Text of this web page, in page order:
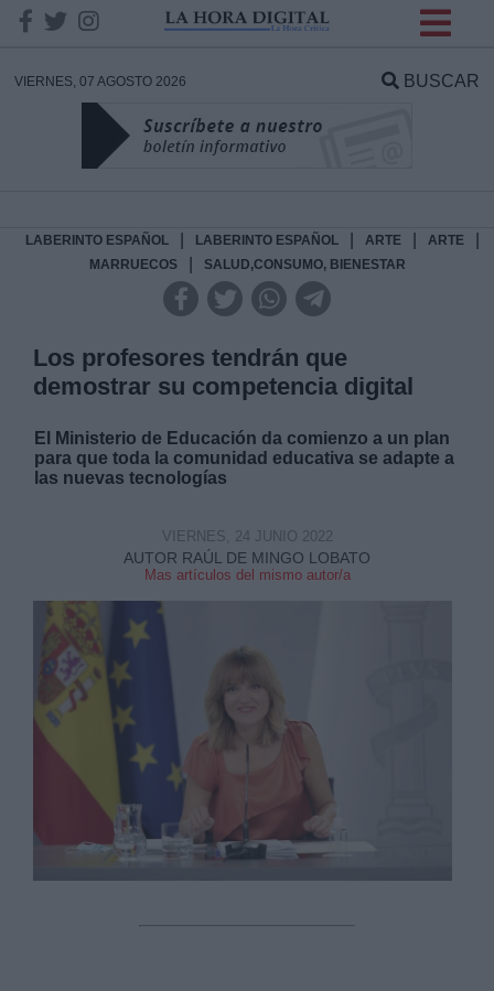
VIERNES, 07 AGOSTO 2026 BUSCAR
LABERINTO ESPAÑOL LABERINTO ESPAÑOL ARTE ARTE
MARRUECOS SALUD,CONSUMO, BIENESTAR
Los profesores tendrán que
demostrar su competencia digital
El Ministerio de Educación da comienzo a un plan
para que toda la comunidad educativa se adapte a
las nuevas tecnologías
AUTOR RAÚL DE MINGO LOBATO
Mas artículos del mismo autor/a
VIERNES, 24 JUNIO 2022
DATOS
Responsable:
Destinatarios:
Derechos:
Información adicional